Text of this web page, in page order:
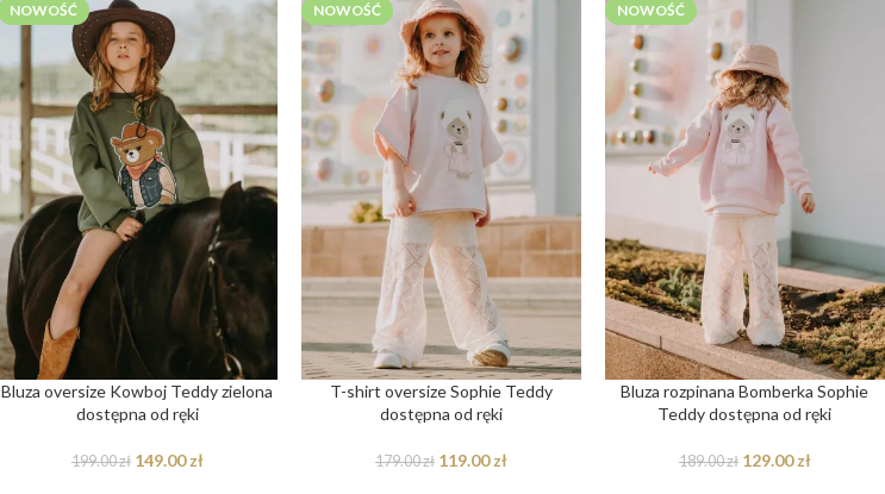
NOWOŚĆ
Bluza oversize Kowboj Teddy zielona
dostępna od ręki
199.00zł 149.00zł
NOWOŚĆ
T-shirt oversize Sophie Teddy
dostępna od ręki
179.00zł 119.00zł
NOWOŚĆ
Bluza rozpinana Bomberka Sophie
Teddy dostępna od ręki
189.00zł 129.00zł